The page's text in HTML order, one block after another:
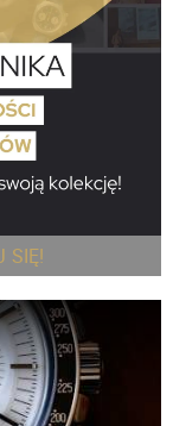
SIĘ!